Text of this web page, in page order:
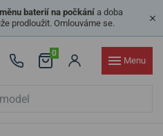
baterií na počkánía doba
prodloužit. Omlouváme se.
0
Menu